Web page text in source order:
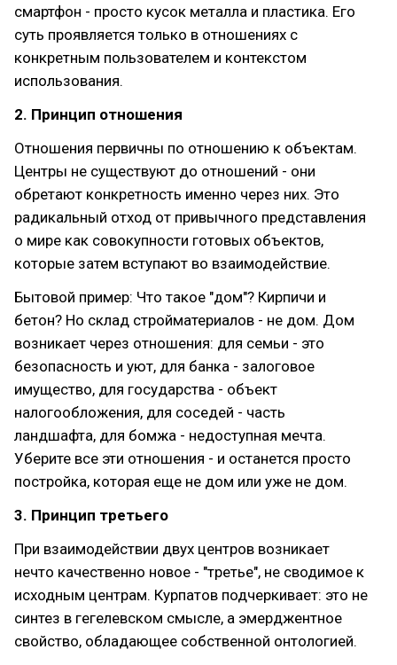
смартфон - просто кусок металла и пластика. Его
суть проявляется только в отношениях с
конкретным пользователем и контекстом
использования.
2. Принцип отношения
Отношения первичны по отношению к объектам.
Центры не существуют до отношений - они
обретают конкретность именно через них. Это
радикальный отход от привычного представления
о мире как совокупности готовых объектов,
которые затем вступают во взаимодействие.
Бытовой пример: Что такое "дом"? Кирпичи и
бетон? Но склад стройматериалов - не дом. Дом
возникает через отношения: для семьи - это
безопасность и уют, для банка - залоговое
имущество, для государства - объект
налогообложения, для соседей - часть
ландшафта, для бомжа - недоступная мечта.
Уберите все эти отношения - и останется просто
постройка, которая еще не дом или уже не дом.
3. Принцип третьего
При взаимодействии двух центров возникает
нечто качественно новое - "третье", не сводимое к
исходным центрам. Курпатов подчеркивает: это не
синтез в гегелевском смысле, а эмерджентное
свойство, обладающее собственной онтологией.